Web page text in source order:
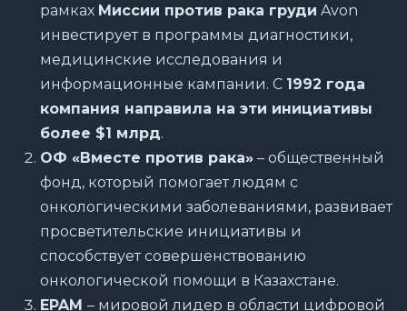
рамках Миссии против рака груди Avon
инвестирует в программы диагностики,
медицинские исследования и
информационные кампании. С 1992 года
компания направила на эти инициативы
более $1 млрд.
ОФ «Вместе против рака» – общественный
фонд, который помогает людям с
онкологическими заболеваниями, развивает
просветительские инициативы и
способствует совершенствованию
онкологической помощи в Казахстане.
EPAM – мировой лидер в области цифровой